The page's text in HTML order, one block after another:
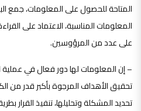
المتاحة للحصول على المعلومات، جمع
المعلومات المناسبة، الاعتماد على
على عدد من المرؤوسين.
– إن المعلومات لها دور فعال في عملية
تحقيق الأهداف المرجوة بأكبر قدر من
تحديد المشكلة وتحليلها، تنفيذ القرار